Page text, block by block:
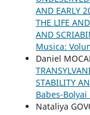
AND EARLY
THE LIFE
AND
Musica:
Daniel
STABILITY
Babes-
Nataliya